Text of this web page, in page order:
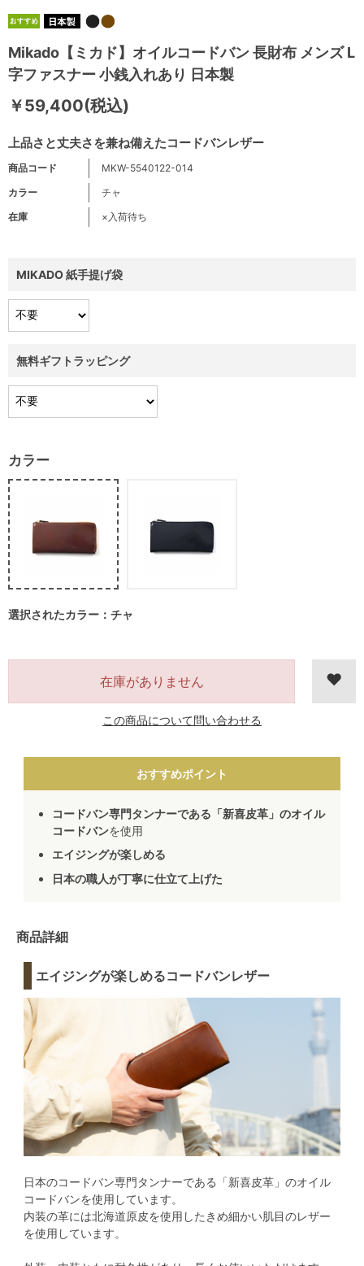
Mikado【ミカド】オイルコードバン 長財布 メンズ L
字ファスナー 小銭入れあり 日本製
上品さと丈夫さを兼ね備えたコードバンレザー
￥59,400(税込)
商品コード
MKW-5540122-014
カラー
チャ
在庫
×入荷待ち
MIKADO 紙手提げ袋
無料ギフトラッピング
カラー
選択されたカラー：チャ
在庫がありません
この商品について問い合わせる
おすすめポイント
コードバン専門タンナーである「新喜皮革」のオイル
コードバンを使用
エイジングが楽しめる
日本の職人が丁寧に仕立て上げた
商品詳細
エイジングが楽しめるコードバンレザー
日本のコードバン専門タンナーである「新喜皮革」のオイル
コードバンを使用しています。
内装の革には北海道原皮を使用したきめ細かい肌目のレザー
を使用しています。